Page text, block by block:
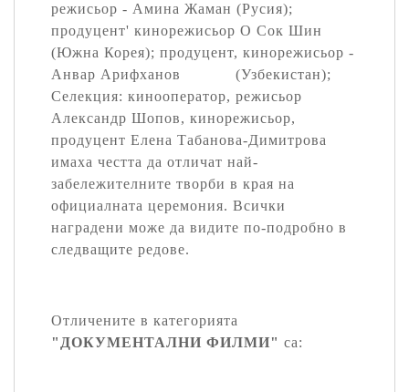
режисьор - Амина Жаман (Русия);
продуцент' кинорежисьор О Сок Шин
(Южна Корея); продуцент, кинорежисьор -
Анвар Арифханов (Узбекистан);
Селекция: кинооператор, режисьор
Александр Шопов, кинорежисьор,
продуцент Елена Табанова-Димитрова
имаха честта да отличат най-
забележителните творби в края на
официалната церемония. Всички
наградени може да видите по-подробно в
следващите редове.
Отличените в категорията
"ДОКУМЕНТАЛНИ ФИЛМИ" са: